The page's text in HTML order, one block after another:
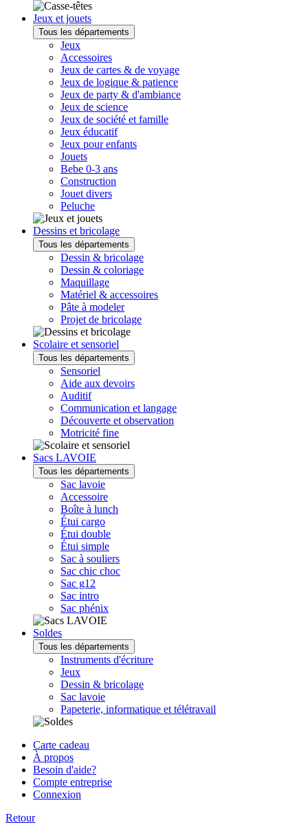
Jeux et jouets
Tous les départements
Jeux
Accessoires
Jeux de cartes & de voyage
Jeux de logique & patience
Jeux de party & d'ambiance
Jeux de science
Jeux de société et famille
Jeux éducatif
Jeux pour enfants
Jouets
Bebe 0-3 ans
Construction
Jouet divers
Peluche
Dessins et bricolage
Tous les départements
Dessin & bricolage
Dessin & coloriage
Maquillage
Matériel & accessoires
Pâte à modeler
Projet de bricolage
Scolaire et sensoriel
Tous les départements
Sensoriel
Aide aux devoirs
Auditif
Communication et langage
Découverte et observation
Motricité fine
Sacs LAVOIE
Tous les départements
Sac lavoie
Accessoire
Boîte à lunch
Étui cargo
Étui double
Étui simple
Sac à souliers
Sac chic choc
Sac g12
Sac intro
Sac phénix
Soldes
Tous les départements
Instruments d'écriture
Jeux
Dessin & bricolage
Sac lavoie
Papeterie, informatique et télétravail
Carte cadeau
À propos
Besoin d'aide?
Compte entreprise
Connexion
Retour